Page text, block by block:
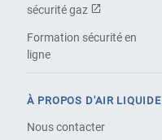
sécurité gaz
Formation sécurité en
ligne
À PROPOS D'AIR LIQUIDE
Nous contacter